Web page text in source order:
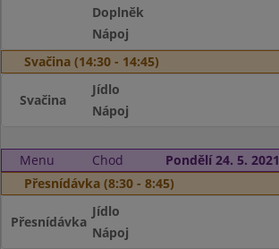
Doplněk
Nápoj
Svačina (14:30 - 14:45)
Svačina
Jídlo
Nápoj
Menu Chod
Pondělí 24. 5. 2021
Přesnídávka (8:30 - 8:45)
Přesnídávka
Jídlo
Nápoj